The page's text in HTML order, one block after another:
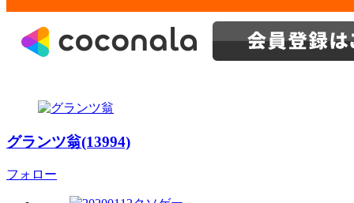
グランツ翁(13994)
フォロー